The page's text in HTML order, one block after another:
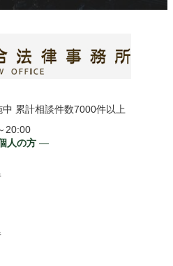
累計相談件数7000件以上
20:00
人の方 ―